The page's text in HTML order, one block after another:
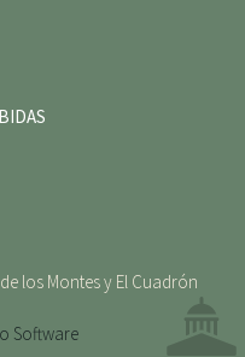
los Montes y El Cuadrón
Software